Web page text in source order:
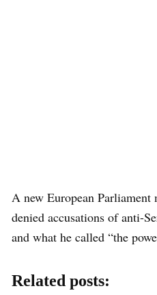
A new European
denied accusations of anti-
and what he called “the
Related posts: